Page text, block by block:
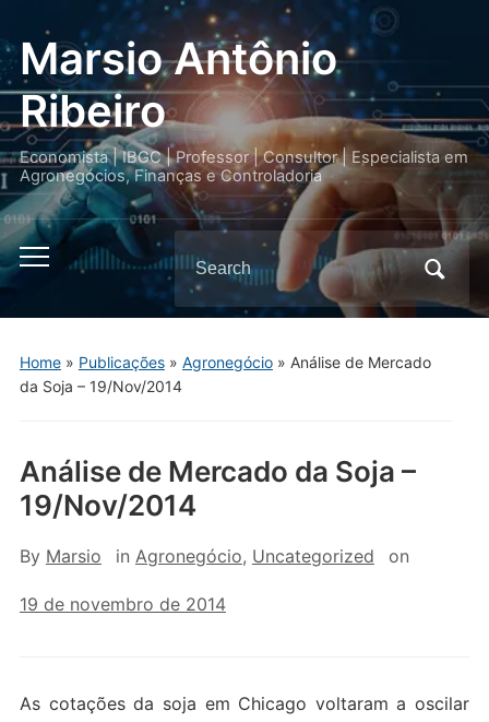
Marsio Antônio
Ribeiro
Economista | IBGC | Professor | Consultor | Especialista em
Agronegócios, Finanças e Controladoria
Toggle
menu
for:
Home» Publicações» Agronegócio» Análise de Mercado
da Soja – 19/Nov/2014
Análise de Mercado da Soja –
19/Nov/2014
By Marsio in Agronegócio, Uncategorized on
19 de novembro de 2014
As cotações da soja em Chicago voltaram a oscilar